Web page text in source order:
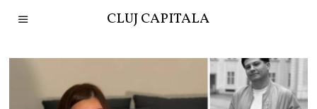
CLUJ CAPITALA